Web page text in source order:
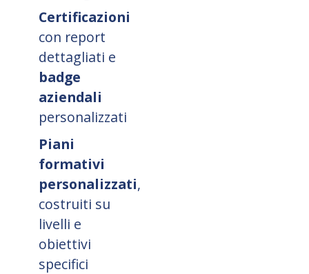
Certificazioni
con report
dettagliati e
badge
aziendali
personalizzati
Piani
formativi
personalizzati,
costruiti su
livelli e
obiettivi
specifici